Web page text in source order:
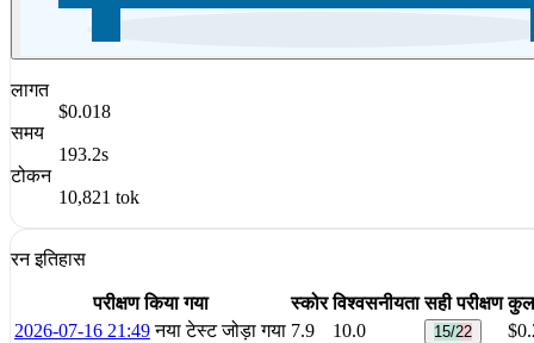
लागत
$0.018
समय
193.2s
टोकन
10,821 tok
रन इतिहास
परीक्षण किया गया स्कोर विश्वसनीयता सही परीक्षण कुल
2026-07-16 21:49 नया टेस्ट जोड़ा गया 7.9 10.0 15/22